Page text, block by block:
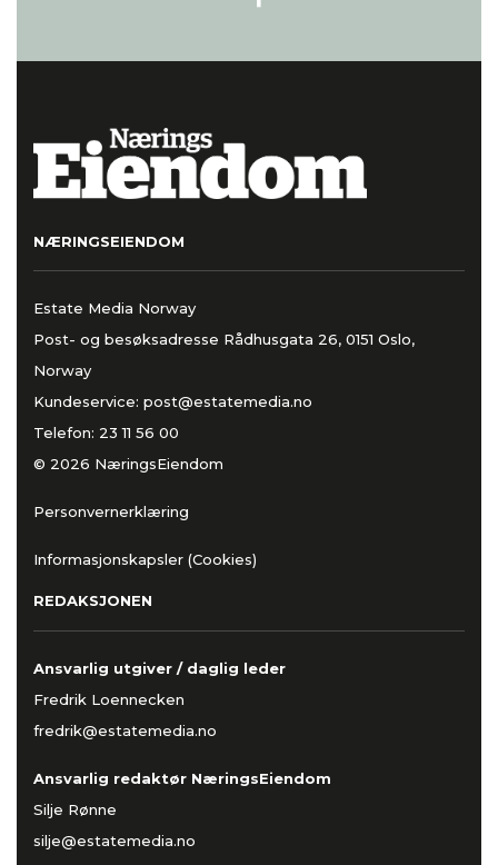
NÆRINGSEIENDOM
Estate Media Norway
Post- og besøksadresse Rådhusgata 26, 0151 Oslo,
Norway
Kundeservice: post@estatemedia.no
Telefon: 23 11 56 00
© 2026 NæringsEiendom
Personvernerklæring
Informasjonskapsler (Cookies)
REDAKSJONEN
Ansvarlig utgiver / daglig leder
Fredrik Loennecken
fredrik@estatemedia.no
Ansvarlig redaktør NæringsEiendom
Silje Rønne
silje@estatemedia.no